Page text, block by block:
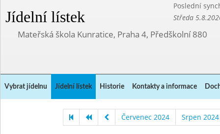
Jídelní lístek
Poslední
Středa
Mateřská škola Kunratice, Praha 4, Předškolní 880
Vybrat jídelnu Jídelní lístek Historie Kontakty a informace
Červenec 2024 Srpen 2024